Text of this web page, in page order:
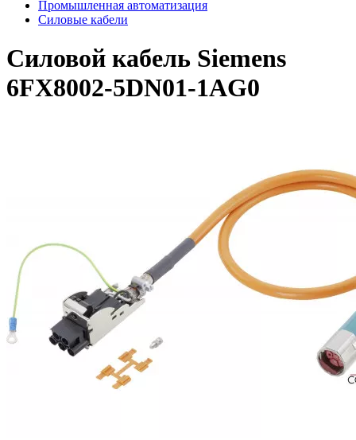
Промышленная автоматизация
Силовые кабели
Силовой кабель Siemens
6FX8002-5DN01-1AG0